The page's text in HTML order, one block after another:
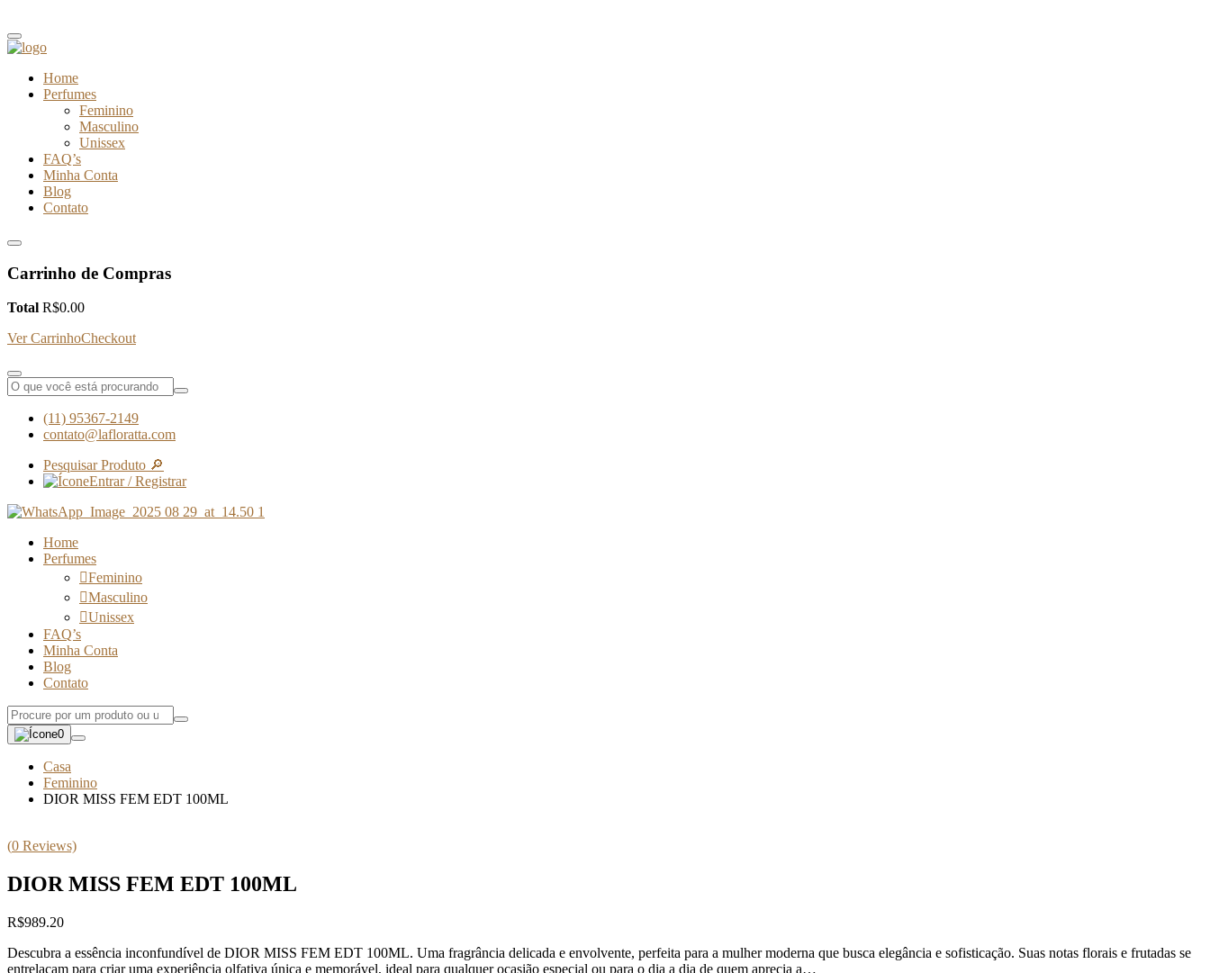
Home
Perfumes
Feminino
Masculino
Unissex
FAQ’s
Minha Conta
Blog
Contato
Carrinho de Compras
Total R$0.00
Ver CarrinhoCheckout
(11) 95367-2149
contato@lafloratta.com
Pesquisar Produto 🔎
Entrar / Registrar
Home
Perfumes
Feminino
Masculino
Unissex
FAQ’s
Minha Conta
Blog
Contato
0
Casa
Feminino
DIOR MISS FEM EDT 100ML
(0 Reviews)
DIOR MISS FEM EDT 100ML
R$989.20
Descubra a essência inconfundível de DIOR MISS FEM EDT 100ML. Uma fragrância delicada e envolvente, perfeita para a mulher moderna que busca elegância e sofisticação. Suas notas florais e frutadas se
entrelaçam para criar uma experiência olfativa única e memorável, ideal para qualquer ocasião especial ou para o dia a dia de quem aprecia a…